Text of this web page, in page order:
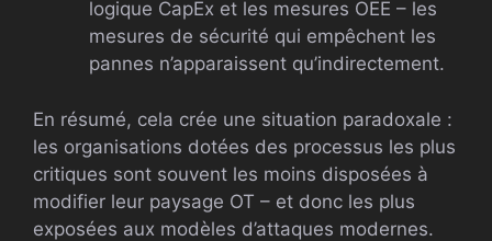
logique CapEx et les mesures OEE – les
mesures de sécurité qui empêchent les
pannes n’apparaissent qu’indirectement.
En résumé, cela crée une situation paradoxale :
les organisations dotées des processus les plus
critiques sont souvent les moins disposées à
modifier leur paysage OT – et donc les plus
exposées aux modèles d’attaques modernes.